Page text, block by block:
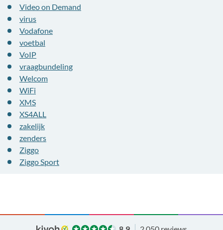
Video on Demand
virus
Vodafone
voetbal
VoIP
vraagbundeling
Welcom
WiFi
XMS
XS4ALL
zakelijk
zenders
Ziggo
Ziggo Sport